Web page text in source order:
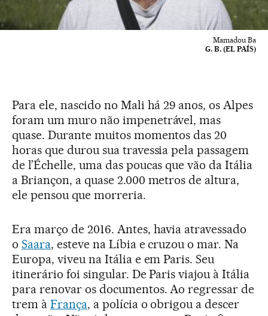
Mamadou Ba
G. B. (EL PAÍS)
Para ele, nascido no Mali há 29 anos, os Alpes
foram um muro não impenetrável, mas
quase. Durante muitos momentos das 20
horas que durou sua travessia pela passagem
de l’Échelle, uma das poucas que vão da Itália
a Briançon, a quase 2.000 metros de altura,
ele pensou que morreria.
Era março de 2016. Antes, havia atravessado
o Saara, esteve na Líbia e cruzou o mar. Na
Europa, viveu na Itália e em Paris. Seu
itinerário foi singular. De Paris viajou à Itália
para renovar os documentos. Ao regressar de
trem à França, a polícia o obrigou a descer